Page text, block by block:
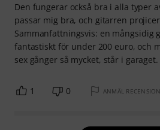
Den fungerar också bra i alla typer
passar mig bra, och gitarren
Sammanfattningsvis: en mångsidig
fantastiskt för under 200 euro, och
sex gånger så mycket, står i garaget.
1 0 ANMÄL RECENSION